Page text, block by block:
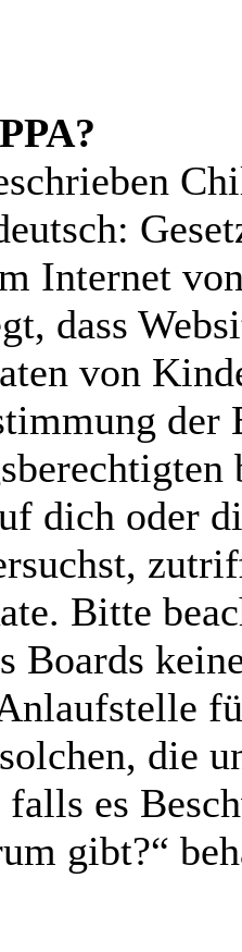
Internet
dass
von
der
dich oder
Bitte
Boards
die
es
gibt?“